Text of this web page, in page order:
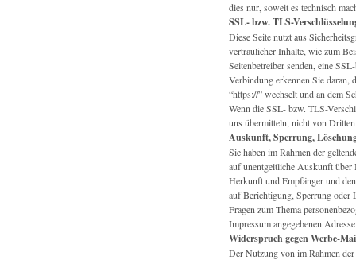
dies nur, soweit es technisch
SSL- bzw. TLS-
Diese Seite nutzt aus
vertraulicher Inhalte, wie zum
Seitenbetreiber senden, eine
Verbindung erkennen Sie daran,
“https://” wechselt und an dem
Wenn die SSL- bzw. TLS-
uns übermitteln, nicht von
Auskunft, Sperrung,
Sie haben im Rahmen der
auf unentgeltliche Auskunft über
Herkunft und Empfänger und
auf Berichtigung, Sperrung oder
Fragen zum Thema
Impressum angegebenen
Widerspruch gegen Werbe-
Der Nutzung von im Rahmen